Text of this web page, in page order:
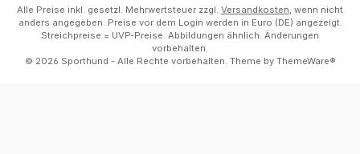
Alle Preise inkl. gesetzl. Mehrwertsteuer zzgl. Versandkosten, wenn nicht
anders angegeben. Preise vor dem Login werden in Euro (DE) angezeigt.
Streichpreise = UVP-Preise. Abbildungen ähnlich. Änderungen
vorbehalten.
© 2026 Sporthund - Alle Rechte vorbehalten. Theme by ThemeWare®